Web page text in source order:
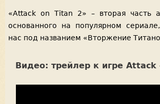
«Attack on Titan 2» – вторая часть
основанного на популярном
нас под названием «Вторжение
Видео: трейлер к игре Attack